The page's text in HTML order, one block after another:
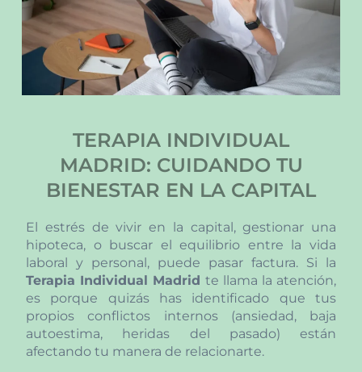
TERAPIA INDIVIDUAL
MADRID: CUIDANDO TU
BIENESTAR EN LA CAPITAL
El estrés de vivir en la capital, gestionar una
hipoteca, o buscar el equilibrio entre la vida
laboral y personal, puede pasar factura. Si la
Terapia Individual Madrid te llama la atención,
es porque quizás has identificado que tus
propios conflictos internos (ansiedad, baja
autoestima, heridas del pasado) están
afectando tu manera de relacionarte.